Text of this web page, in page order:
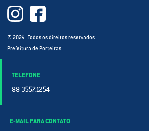
© 2025 - Todos os direitos reservados
Prefeitura de Porteiras
TELEFONE
88 3557.1254
E-MAIL PARA CONTATO